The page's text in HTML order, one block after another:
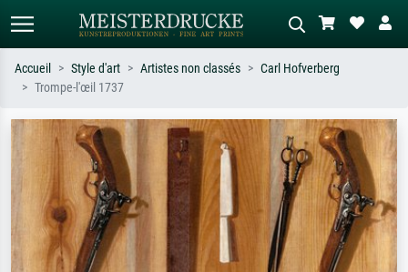
Recherchez par artiste, titre ou style –
ex. Monet, Nuit étoilée,
impressionnisme, vague de Hokusai,
nu.
Décrivez la scène – ex. prairie verte,
abstrait avec beaucoup de rouge,
tableau sombre, nu debout près d'un
arbre.
Accueil Style d'art Artistes non classés
Carl Hofverberg
Trompe-l'œil 1737